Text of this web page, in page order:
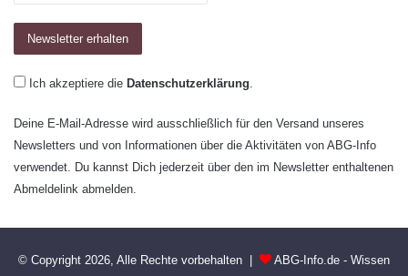
Ich akzeptiere die Datenschutzerklärung.
Deine E-Mail-Adresse wird ausschließlich für den Versand unseres
Newsletters und von Informationen über die Aktivitäten von ABG-Info
verwendet. Du kannst Dich jederzeit über den im Newsletter enthaltenen
Abmeldelink abmelden.
© Copyright 2026, Alle Rechte vorbehalten | ABG-Info.de - Wissen